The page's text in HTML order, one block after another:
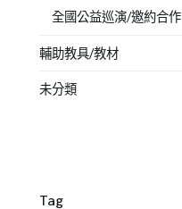
全國公益巡演/邀約合作
輔助教具/教材
未分類
Tag